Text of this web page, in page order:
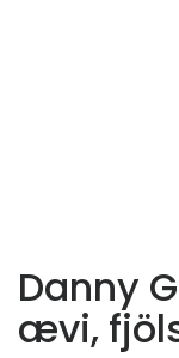
Danny
ævi,